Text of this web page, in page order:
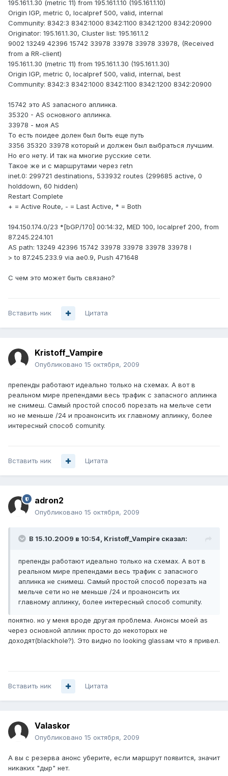
195.161.1.30 (metric 11) from 195.161.1.10 (195.161.1.10)
Origin IGP, metric 0, localpref 500, valid, internal
Community: 8342:3 8342:1000 8342:1100 8342:1200 8342:20900
Originator: 195.161.1.30, Cluster list: 195.161.1.2
9002 13249 42396 15742 33978 33978 33978 33978, (Received
from a RR-client)
195.161.1.30 (metric 11) from 195.161.1.30 (195.161.1.30)
Origin IGP, metric 0, localpref 500, valid, internal, best
Community: 8342:3 8342:1000 8342:1100 8342:1200 8342:20900
15742 это AS запасного аплинка.
35320 - AS основного аплинка.
33978 - моя AS
То есть поидее долен был быть еще путь
3356 35320 33978 который и должен был выбраться лучшим.
Но его нету. И так на многие русские сети.
Такое же и с маршрутами через retn
inet.0: 299721 destinations, 533932 routes (299685 active, 0
holddown, 60 hidden)
Restart Complete
+ = Active Route, - = Last Active, * = Both
194.150.174.0/23 *[bGP/170] 00:14:32, MED 100, localpref 200, from
87.245.224.101
AS path: 13249 42396 15742 33978 33978 33978 33978 I
> to 87.245.233.9 via ae0.9, Push 471648
С чем это может быть связано?
Вставить ник Цитата
Kristoff_Vampire
Опубликовано 15 октября, 2009
препенды работают идеально только на схемах. А вот в
реальном мире препендами весь трафик с запасного аплинка
не снимеш. Самый простой способ порезать на мельче сети
но не меньше /24 и проанонсить их главному аплинку, более
интересный способ comunity.
Вставить ник Цитата
adron2
Опубликовано 15 октября, 2009
В 15.10.2009 в 10:54, Kristoff_Vampire сказал:
препенды работают идеально только на схемах. А вот в
реальном мире препендами весь трафик с запасного
аплинка не снимеш. Самый простой способ порезать на
мельче сети но не меньше /24 и проанонсить их
главному аплинку, более интересный способ comunity.
понятно. но у меня вроде другая проблема. Анонсы моей as
через основной аплинк просто до некоторых не
доходят(blackhole?). Это видно по looking glassам что я привел.
Вставить ник Цитата
Valaskor
Опубликовано 15 октября, 2009
А вы с резерва анонс уберите, если маршрут появится, значит
никаких "дыр" нет.